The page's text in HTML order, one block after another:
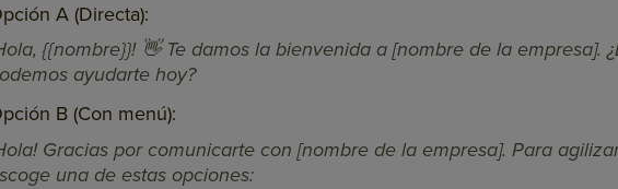
A (Directa):
{{nombre}}! 👋 Te damos la bienvenida a [nombre de la empresa].
ayudarte hoy?
B (Con menú):
Gracias por comunicarte con [nombre de la empresa]. Para
una de estas opciones: